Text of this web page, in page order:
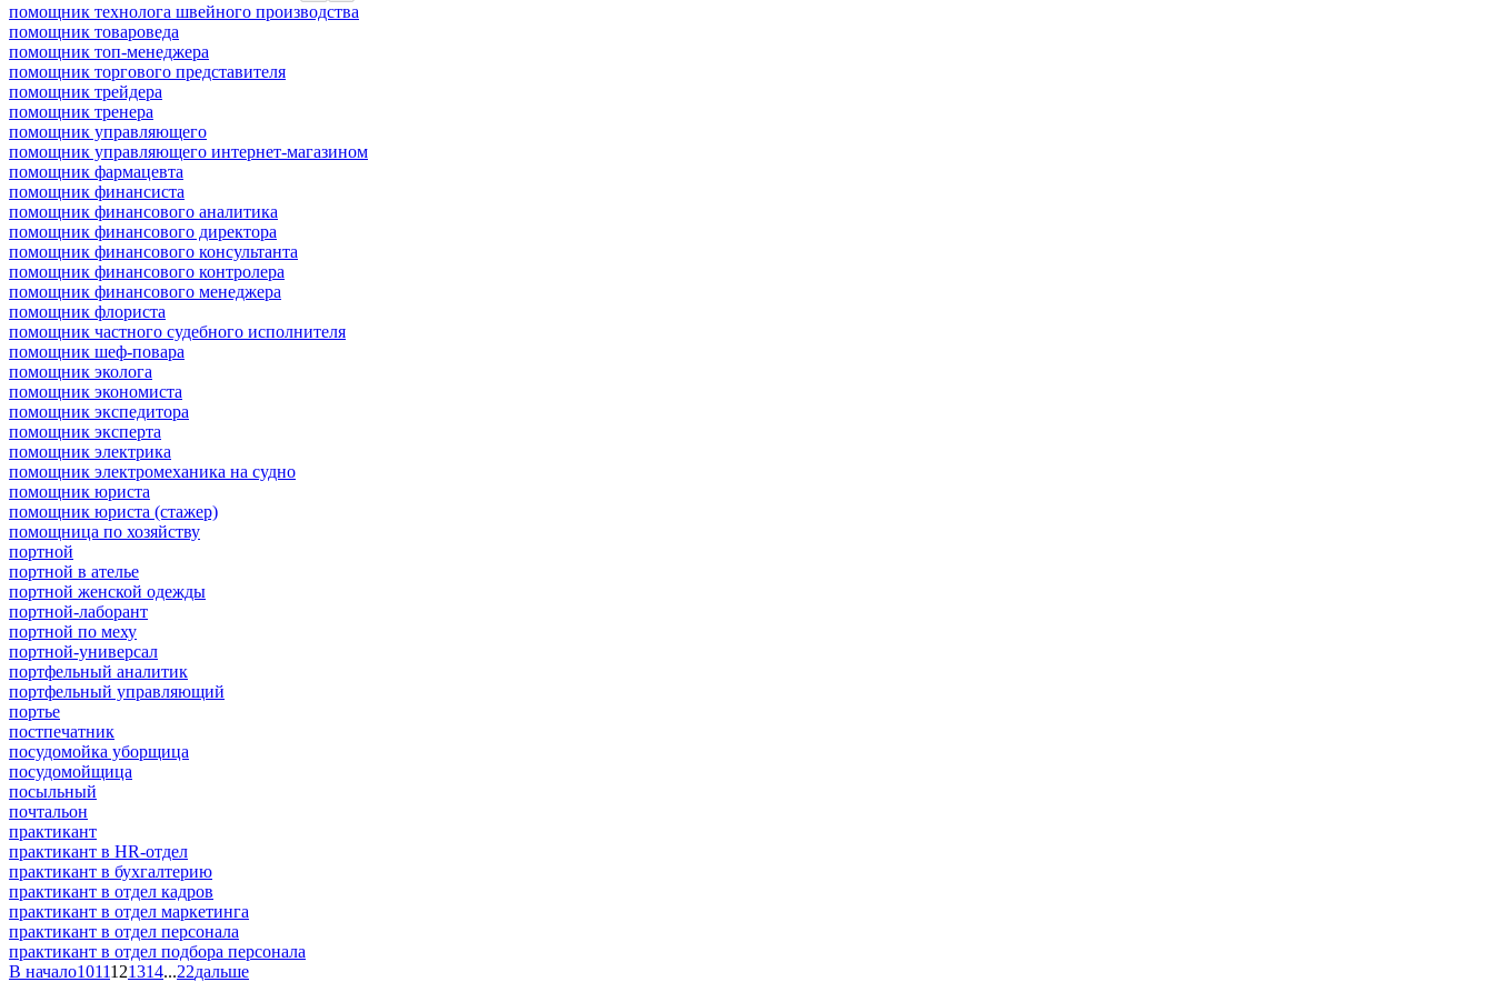
помощник технолога швейного производства
помощник товароведа
помощник топ-менеджера
помощник торгового представителя
помощник трейдера
помощник тренера
помощник управляющего
помощник управляющего интернет-магазином
помощник фармацевта
помощник финансиста
помощник финансового аналитика
помощник финансового директора
помощник финансового консультанта
помощник финансового контролера
помощник финансового менеджера
помощник флориста
помощник частного судебного исполнителя
помощник шеф-повара
помощник эколога
помощник экономиста
помощник экспедитора
помощник эксперта
помощник электрика
помощник электромеханика на судно
помощник юриста
помощник юриста (стажер)
помощница по хозяйству
портной
портной в ателье
портной женской одежды
портной-лаборант
портной по меху
портной-универсал
портфельный аналитик
портфельный управляющий
портье
постпечатник
посудомойка уборщица
посудомойщица
посыльный
почтальон
практикант
практикант в HR-отдел
практикант в бухгалтерию
практикант в отдел кадров
практикант в отдел маркетинга
практикант в отдел персонала
практикант в отдел подбора персонала
В начало1011121314...22дальше